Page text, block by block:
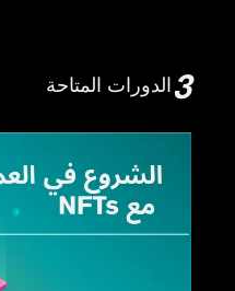
3الدورات المتاحة